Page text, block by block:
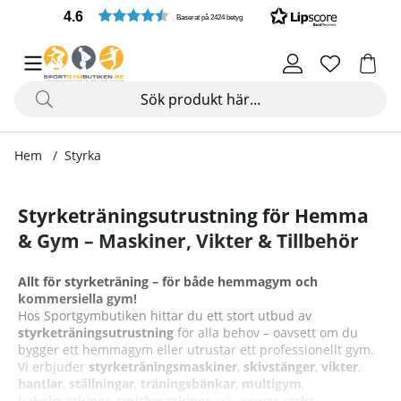
4.6 Baserat på 2424 betyg
Hem Styrka
Styrketräningsutrustning för Hemma
& Gym – Maskiner, Vikter & Tillbehör
Allt för styrketräning – för både hemmagym och
kommersiella gym!
Hos Sportgymbutiken hittar du ett stort utbud av
styrketräningsutrustning för alla behov – oavsett om du
bygger ett hemmagym eller utrustar ett professionellt gym.
Vi erbjuder styrketräningsmaskiner, skivstänger, vikter,
hantlar, ställningar, träningsbänkar, multigym,